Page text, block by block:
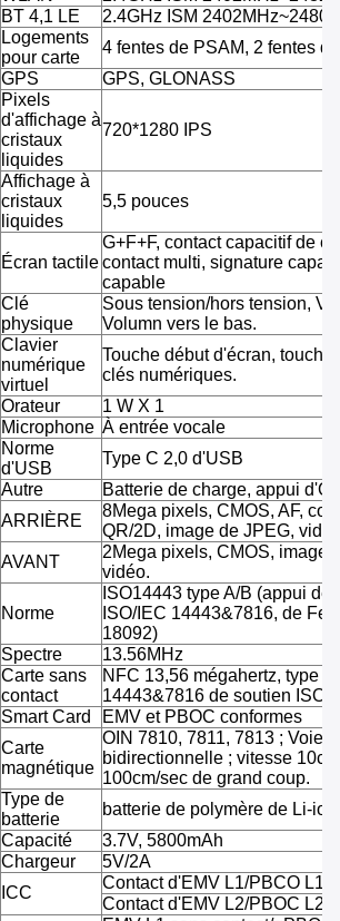
BT 4,1 LE
2.4GHz ISM
Logements
pour carte
4 fentes de PSAM, 2 fentes
GPS GPS, GLONASS
Pixels
d'affichage à
cristaux
liquides
720*1280 IPS
Affichage à
cristaux
liquides
5,5 pouces
Écran tactile
G+F+F, contact capacitif de
contact multi, signature
capable
Clé
physique
Sous tension/hors tension,
Volumn vers le bas.
Clavier
numérique
virtuel
Touche début d'écran, touche
clés numériques.
Orateur
1 W X 1
Microphone À entrée vocale
Norme
d'USB
Type C 2,0 d'USB
Autre
Batterie de charge, appui
ARRIÈRE
8Mega pixels, CMOS, AF,
QR/2D, image de JPEG,
AVANT
2Mega pixels, CMOS, image
vidéo.
Norme
ISO14443 type A/B (appui de
ISO/IEC 14443&7816, de
18092)
Spectre
13.56MHz
Carte sans
contact
NFC 13,56 mégahertz, type
14443&7816 de soutien ISO/
Smart Card EMV et PBOC conformes
Carte
magnétique
OIN 7810, 7811, 7813 ; Voie
bidirectionnelle ; vitesse
100cm/sec de grand coup.
Type de
batterie
batterie de polymère de Li-ion
Capacité
3.7V, 5800mAh
Chargeur
5V/2A
ICC
Contact d'EMV L1/PBCO L1
Contact d'EMV L2/PBOC L2